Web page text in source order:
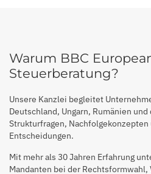
Warum BBC
Steuerberatung?
Unsere Kanzlei begleitet
Deutschland, Ungarn, Rumänien
Strukturfragen,
Entscheidungen.
Mit mehr als 30 Jahren Erfahrung
Mandanten bei der